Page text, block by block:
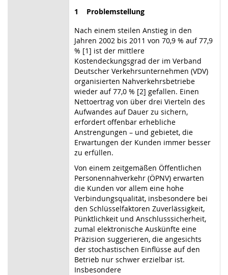
1 Problemstellung
Nach einem steilen Anstieg in den
Jahren 2002 bis 2011 von 70,9 % auf 77,9
% [1] ist der mittlere
Kostendeckungsgrad der im Verband
Deutscher Verkehrsunternehmen (VDV)
organisierten Nahverkehrsbetriebe
wieder auf 77,0 % [2] gefallen. Einen
Nettoertrag von über drei Vierteln des
Aufwandes auf Dauer zu sichern,
erfordert offenbar erhebliche
Anstrengungen – und gebietet, die
Erwartungen der Kunden immer besser
zu erfüllen.
Von einem zeitgemäßen Öffentlichen
Personennahverkehr (ÖPNV) erwarten
die Kunden vor allem eine hohe
Verbindungsqualität, insbesondere bei
den Schlüsselfaktoren Zuverlässigkeit,
Pünktlichkeit und Anschlusssicherheit,
zumal elektronische Auskünfte eine
Präzision suggerieren, die angesichts
der stochastischen Einflüsse auf den
Betrieb nur schwer erzielbar ist.
Insbesondere